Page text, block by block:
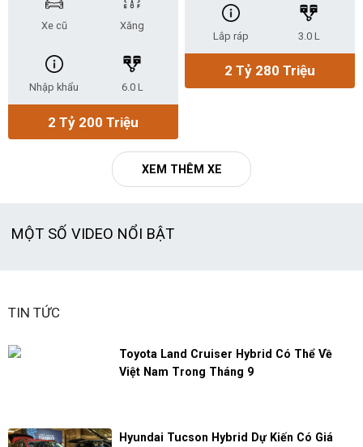
Xe cũ Xăng
Nhập khẩu 6.0 L
2 Tỷ 200 Triệu
Lắp ráp 3.0 L
2 Tỷ 280 Triệu
XEM THÊM XE
MỘT SỐ VIDEO NỔI BẬT
TIN TỨC
Toyota Land Cruiser Hybrid Có Thể Về
Việt Nam Trong Tháng 9
Hyundai Tucson Hybrid Dự Kiến Có Giá